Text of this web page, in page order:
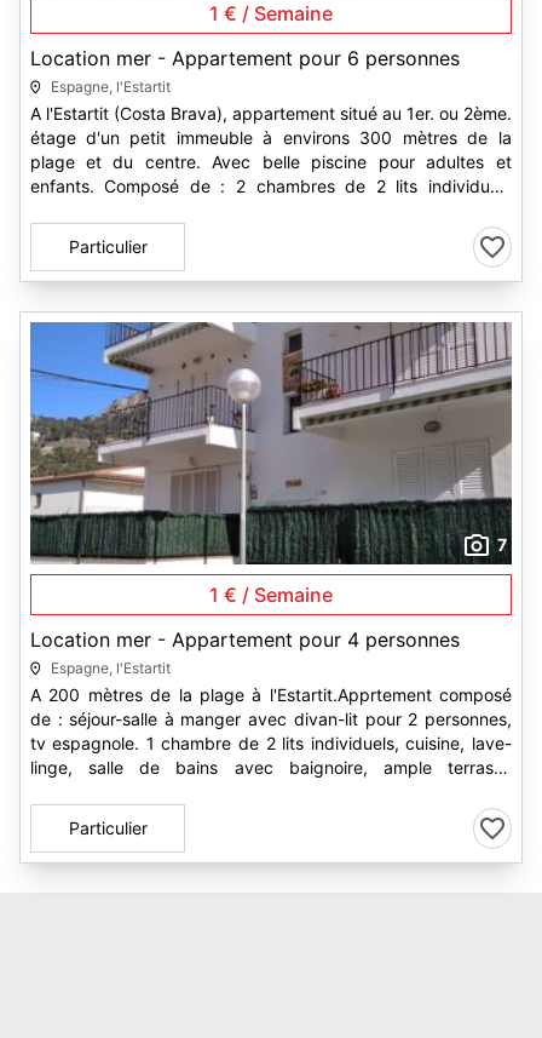
1 € / Semaine
Location mer - Appartement pour 6 personnes
Espagne, l'Estartit
A l'Estartit (Costa Brava), appartement situé au 1er. ou 2ème.
étage d'un petit immeuble à environs 300 mètres de la
plage et du centre. Avec belle piscine pour adultes et
enfants. Composé de : 2 chambres de 2 lits individuels
Particulier
7
1 € / Semaine
Location mer - Appartement pour 4 personnes
Espagne, l'Estartit
A 200 mètres de la plage à l'Estartit.Apprtement composé
de : séjour-salle à manger avec divan-lit pour 2 personnes,
tv espagnole. 1 chambre de 2 lits individuels, cuisine, lave-
linge, salle de bains avec baignoire, ample terrasse
Particulier